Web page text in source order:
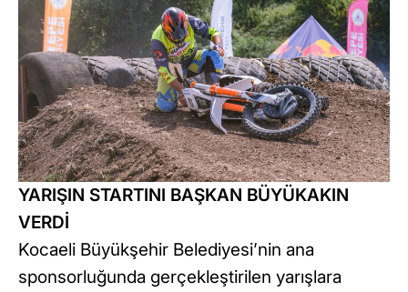
YARIŞIN STARTINI BAŞKAN BÜYÜKAKIN
VERDİ
Kocaeli Büyükşehir Belediyesi’nin ana
sponsorluğunda gerçekleştirilen yarışlara